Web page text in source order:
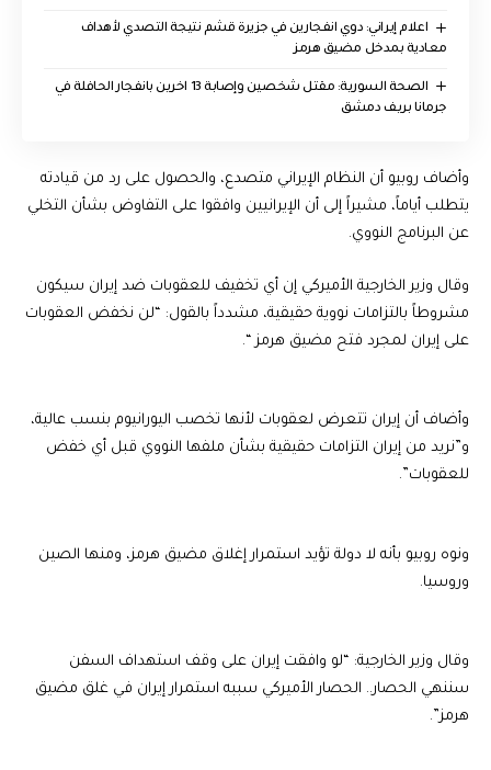
اعلام إيراني: دوي انفجارين في جزيرة قشم نتيجة التصدي لأهداف
معادية بمدخل مضيق هرمز
الصحة السورية: مقتل شخصين وإصابة 13 اخرين بانفجار الحافلة في
جرمانا بريف دمشق
وأضاف روبيو أن النظام الإيراني متصدع، والحصول على رد من قيادته
يتطلب أياماً، مشيراً إلى أن الإيرانيين وافقوا على التفاوض بشأن التخلي
عن البرنامج النووي.
وقال وزير الخارجية الأميركي إن أي تخفيف للعقوبات ضد إيران سيكون
مشروطاً بالتزامات نووية حقيقية، مشدداً بالقول: “لن نخفض العقوبات
على إيران لمجرد فتح مضيق هرمز “.
وأضاف أن إيران تتعرض لعقوبات لأنها تخصب اليورانيوم بنسب عالية،
و”نريد من إيران التزامات حقيقية بشأن ملفها النووي قبل أي خفض
للعقوبات”.
ونوه روبيو بأنه لا دولة تؤيد استمرار إغلاق مضيق هرمز، ومنها الصين
وروسيا.
وقال وزير الخارجية: “لو وافقت إيران على وقف استهداف السفن
سننهي الحصار.. الحصار الأميركي سببه استمرار إيران في غلق مضيق
هرمز”.